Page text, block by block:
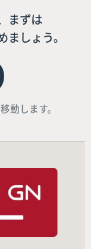
まずは
しょう。
動します。